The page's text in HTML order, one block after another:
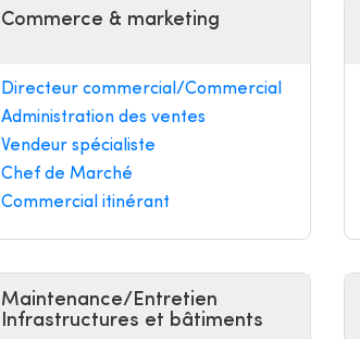
Commerce & marketing
Directeur commercial/Commercial
Administration des ventes
Vendeur spécialiste
Chef de Marché
Commercial itinérant
Maintenance/Entretien
Infrastructures et bâtiments